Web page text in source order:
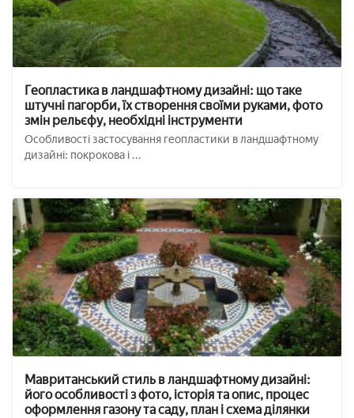
Геопластика в ландшафтному дизайні: що таке
штучні пагорби, їх створення своїми руками, фото
змін рельєфу, необхідні інструменти
Особливості застосування геопластики в ландшафтному
дизайні: покрокова і ...
Мавританський стиль в ландшафтному дизайні:
його особливості з фото, історія та опис, процес
оформлення газону та саду, план і схема ділянки